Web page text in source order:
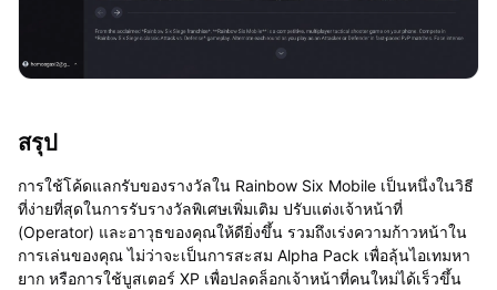
สรุป
การใช้โค้ดแลกรับของรางวัลใน Rainbow Six Mobile เป็นหนึ่งในวิธี
ที่ง่ายที่สุดในการรับรางวัลพิเศษเพิ่มเติม ปรับแต่งเจ้าหน้าที่
(Operator) และอาวุธของคุณให้ดียิ่งขึ้น รวมถึงเร่งความก้าวหน้าใน
การเล่นของคุณ ไม่ว่าจะเป็นการสะสม Alpha Pack เพื่อลุ้นไอเทมหา
ยาก หรือการใช้บูสเตอร์ XP เพื่อปลดล็อกเจ้าหน้าที่คนใหม่ได้เร็วขึ้น